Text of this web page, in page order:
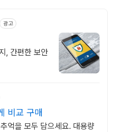
광고
, 간편한 보안
비교 구매
억을 모두 담으세요. 대용량